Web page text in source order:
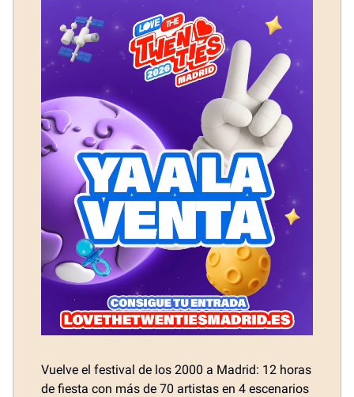
Vuelve el festival de los 2000 a Madrid: 12 horas
de fiesta con más de 70 artistas en 4 escenarios